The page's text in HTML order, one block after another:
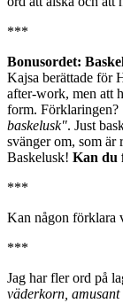
***
Bonusordet:
Kajsa berättade för
after-work, men att
form. Förklaringen?
baskelusk". Just
svänger om, som är
Baskelusk! Kan du
***
Kan någon förklara
***
Jag har fler ord på
väderkorn,